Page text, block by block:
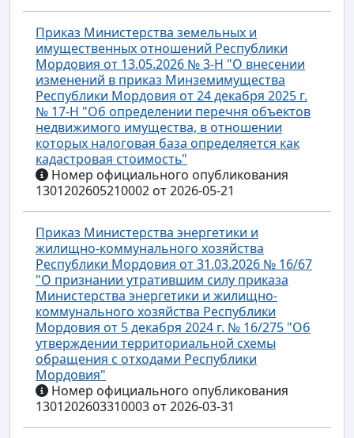
Приказ Министерства земельных и
имущественных отношений Республики
Мордовия от 13.05.2026 № 3-Н "О внесении
изменений в приказ Минземимущества
Республики Мордовия от 24 декабря 2025 г.
№ 17-Н "Об определении перечня объектов
недвижимого имущества, в отношении
которых налоговая база определяется как
кадастровая стоимость"
Номер официального опубликования
1301202605210002 от 2026-05-21
Приказ Министерства энергетики и
жилищно-коммунального хозяйства
Республики Мордовия от 31.03.2026 № 16/67
"О признании утратившим силу приказа
Министерства энергетики и жилищно-
коммунального хозяйства Республики
Мордовия от 5 декабря 2024 г. № 16/275 "Об
утверждении территориальной схемы
обращения с отходами Республики
Мордовия"
Номер официального опубликования
1301202603310003 от 2026-03-31